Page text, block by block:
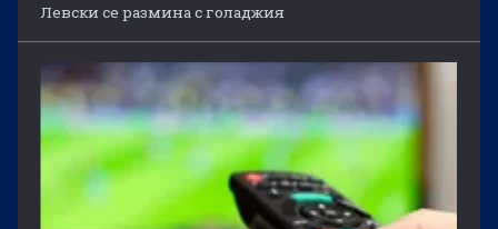
Левски се размина с голаджия